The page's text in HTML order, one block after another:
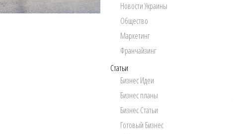
Новости Украины
Общество
Маркетинг
Франчайзинг
Статьи
Бизнес Идеи
Бизнес планы
Бизнес Статьи
Готовый Бизнес